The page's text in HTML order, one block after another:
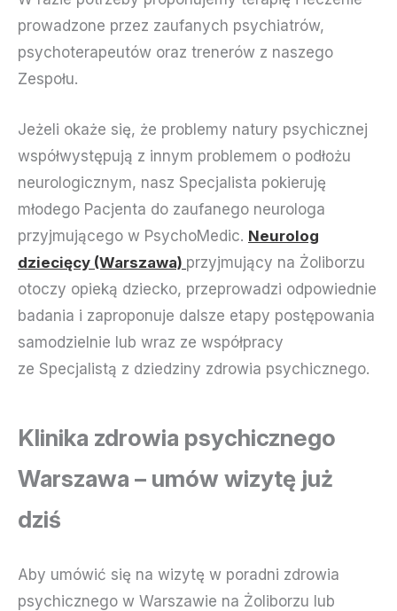
prowadzone przez zaufanych psychiatrów,
psychoterapeutów oraz trenerów z naszego
Zespołu.
Jeżeli okaże się, że problemy natury psychicznej
współwystępują z innym problemem o podłożu
neurologicznym, nasz Specjalista pokieruję
młodego Pacjenta do zaufanego neurologa
przyjmującego w PsychoMedic. Neurolog
dziecięcy (Warszawa) przyjmujący na Żoliborzu
otoczy opieką dziecko, przeprowadzi odpowiednie
badania i zaproponuje dalsze etapy postępowania
samodzielnie lub wraz ze współpracy
ze Specjalistą z dziedziny zdrowia psychicznego.
Klinika zdrowia psychicznego
Warszawa – umów wizytę już
dziś
Aby umówić się na wizytę w poradni zdrowia
psychicznego w Warszawie na Żoliborzu lub